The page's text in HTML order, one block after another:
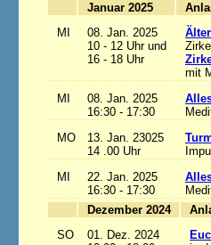
Januar 2025
MI
08. Jan. 2025
10 - 12 Uhr und
16 - 18 Uhr
mit
MI
08. Jan. 2025
16:30 - 17:30
MO
13. Jan. 23025
14 .00 Uhr
MI
22. Jan. 2025
16:30 - 17:30
Dezember 2024
SO
01. Dez. 2024